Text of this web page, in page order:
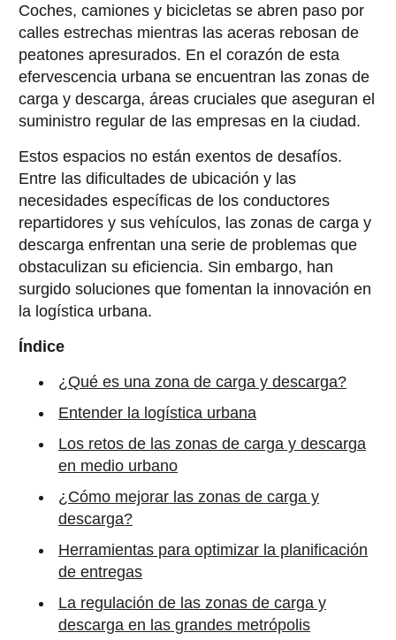
Coches, camiones y bicicletas se abren paso por
calles estrechas mientras las aceras rebosan de
peatones apresurados. En el corazón de esta
efervescencia urbana se encuentran las zonas de
carga y descarga, áreas cruciales que aseguran el
suministro regular de las empresas en la ciudad.
Estos espacios no están exentos de desafíos.
Entre las dificultades de ubicación y las
necesidades específicas de los conductores
repartidores y sus vehículos, las zonas de carga y
descarga enfrentan una serie de problemas que
obstaculizan su eficiencia. Sin embargo, han
surgido soluciones que fomentan la innovación en
la logística urbana.
Índice
¿Qué es una zona de carga y descarga?
Entender la logística urbana
Los retos de las zonas de carga y descarga
en medio urbano
¿Cómo mejorar las zonas de carga y
descarga?
Herramientas para optimizar la planificación
de entregas
La regulación de las zonas de carga y
descarga en las grandes metrópolis